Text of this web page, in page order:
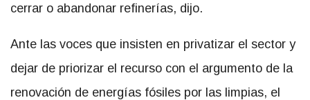
cerrar o abandonar refinerías, dijo.
Ante las voces que insisten en privatizar el sector y
dejar de priorizar el recurso con el argumento de la
renovación de energías fósiles por las limpias, el